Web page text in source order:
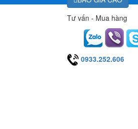
Tư vấn - Mua hàng
0933.252.606